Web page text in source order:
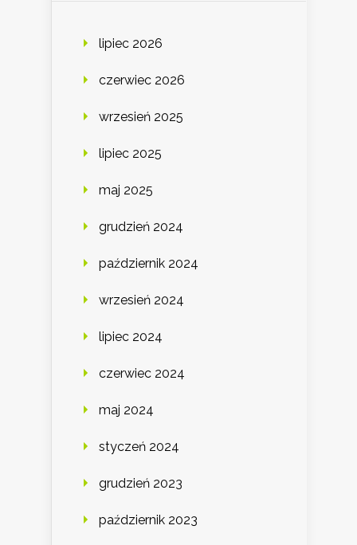
lipiec 2026
czerwiec 2026
wrzesień 2025
lipiec 2025
maj 2025
grudzień 2024
październik 2024
wrzesień 2024
lipiec 2024
czerwiec 2024
maj 2024
styczeń 2024
grudzień 2023
październik 2023